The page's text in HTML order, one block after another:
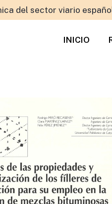
del sector viario
INICIO